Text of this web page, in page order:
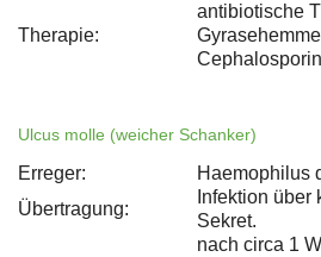
Therapie:
antibiotische
Ulcus molle (weicher Schanker)
Erreger:
Haemophilus
Übertragung:
Infektion über
Sekret.
nach circa 1